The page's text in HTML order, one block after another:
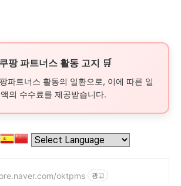
팡 파트너스 활동 고지 🛒
파트너스 활동의 일환으로, 이에 따른 일
의 수수료를 제공받습니다.
oktpms 광고